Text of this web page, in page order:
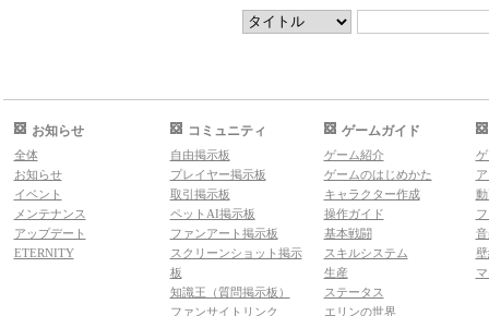
お知らせ
全体
お知らせ
イベント
メンテナンス
アップデート
ETERNITY
コミュニティ
自由掲示板
プレイヤー掲示板
取引掲示板
ペットAI掲示板
ファンアート掲示板
スクリーンショット掲示
板
知識王（質問掲示板）
ファンサイトリンク
ゲームガイド
ゲーム紹介
ゲームのはじめかた
キャラクター作成
操作ガイド
基本戦闘
スキルシステム
生産
ステータス
エリンの世界